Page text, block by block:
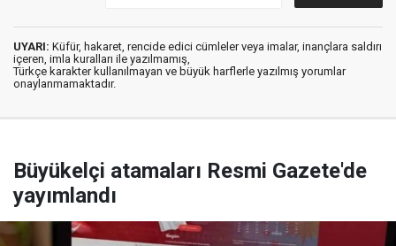
UYARI: Küfür, hakaret, rencide edici cümleler veya imalar, inançlara saldırı
içeren, imla kuralları ile yazılmamış,
Türkçe karakter kullanılmayan ve büyük harflerle yazılmış yorumlar
onaylanmamaktadır.
Büyükelçi atamaları Resmi Gazete'de
yayımlandı